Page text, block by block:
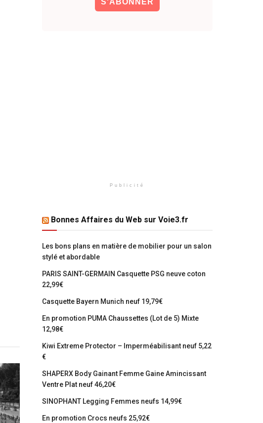
Publicité
Bonnes Affaires du Web sur Voie3.fr
Les bons plans en matière de mobilier pour un salon
stylé et abordable
PARIS SAINT-GERMAIN Casquette PSG neuve coton
22,99€
Casquette Bayern Munich neuf 19,79€
En promotion PUMA Chaussettes (Lot de 5) Mixte
12,98€
Kiwi Extreme Protector – Imperméabilisant neuf 5,22
€
SHAPERX Body Gainant Femme Gaine Amincissant
Ventre Plat neuf 46,20€
SINOPHANT Legging Femmes neufs 14,99€
En promotion Crocs neufs 25,92€